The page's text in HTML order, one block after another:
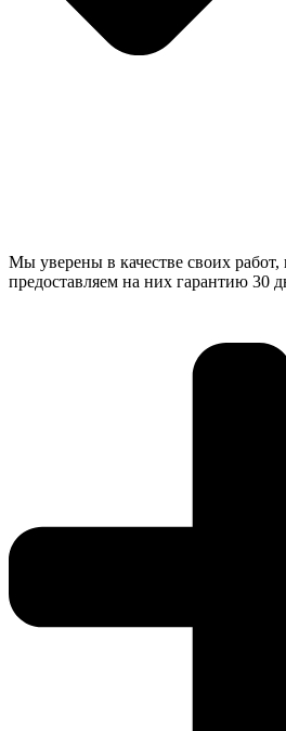
Мы уверены в качестве своих работ,
предоставляем на них гарантию 30